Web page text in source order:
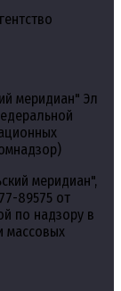
меридиан" Эл
меридиан",
89575 от
по надзору в
массовых